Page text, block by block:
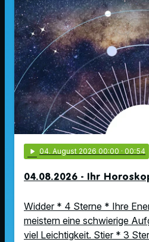
play_arrow 04. August 2026 00:00 · 00:54
04.08.2026 - Ihr
Widder * 4 Sterne * Ihre
meistern eine schwierige
viel Leichtigkeit. Stier * 3